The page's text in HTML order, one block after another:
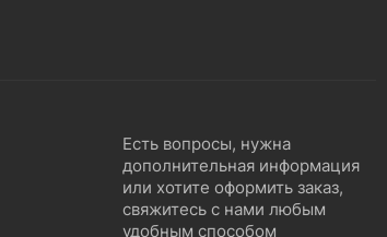
Есть вопросы, нужна
дополнительная информация
или хотите оформить заказ,
свяжитесь с нами любым
удобным способом